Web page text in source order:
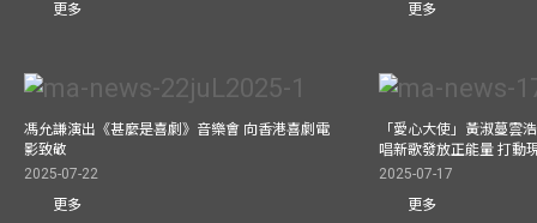
更多
更多
馮允謙演出《甚麼是喜劇》音樂會 向香港喜劇電
影致敬
2025-07-22
更多
「愛心大使」黃淑蔓雲
唱新歌發放正能量 打動
2025-07-17
更多